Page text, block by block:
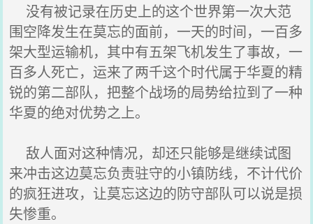
没有被记录在历史上的这个世界第一次大范
围空降发生在莫忘的面前，一天的时间，一百多
架大型运输机，其中有五架飞机发生了事故，一
百多人死亡，运来了两千这个时代属于华夏的精
锐的第二部队，把整个战场的局势给拉到了一种
华夏的绝对优势之上。
敌人面对这种情况，却还只能够是继续试图
来冲击这边莫忘负责驻守的小镇防线，不计代价
的疯狂进攻，让莫忘这边的防守部队可以说是损
失惨重。